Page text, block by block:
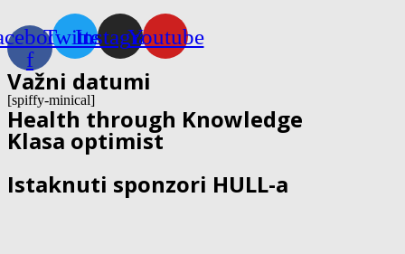
f
TwitterInstagramYoutube
Važni datumi
[spiffy-minical]
Health through Knowledge
Klasa optimist
Istaknuti sponzori HULL-a